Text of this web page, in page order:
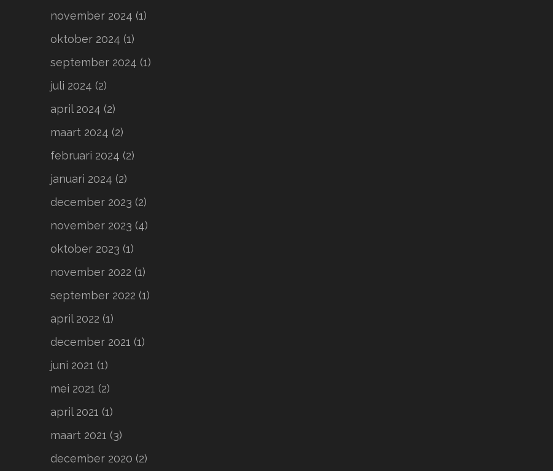
november 2024 (1)
oktober 2024 (1)
september 2024 (1)
juli 2024 (2)
april 2024 (2)
maart 2024 (2)
februari 2024 (2)
januari 2024 (2)
december 2023 (2)
november 2023 (4)
oktober 2023 (1)
november 2022 (1)
september 2022 (1)
april 2022 (1)
december 2021 (1)
juni 2021 (1)
mei 2021 (2)
april 2021 (1)
maart 2021 (3)
december 2020 (2)